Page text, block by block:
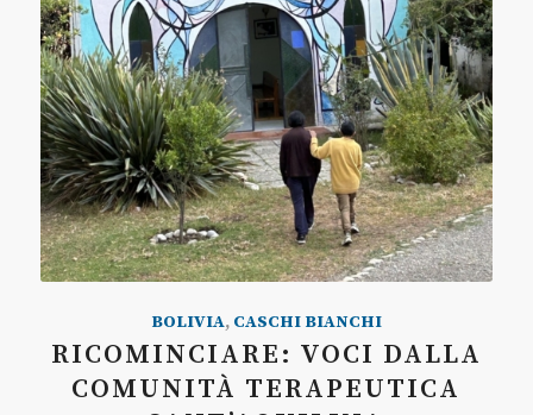
BOLIVIA, CASCHI BIANCHI
RICOMINCIARE: VOCI DALLA
COMUNITÀ TERAPEUTICA